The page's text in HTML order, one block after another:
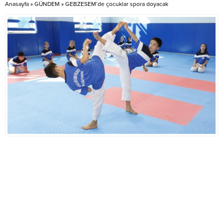
Anasayfa » GÜNDEM » GEBZESEM’de çocuklar spora doyacak